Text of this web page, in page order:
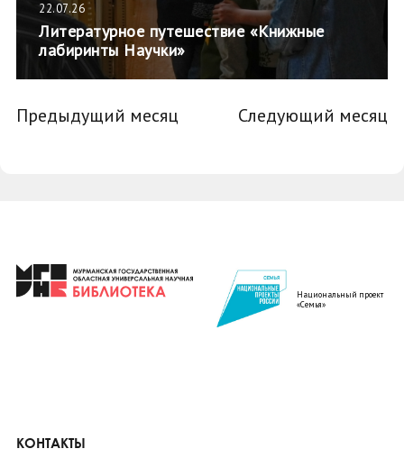
22.07.26
Литературное путешествие «Книжные
лабиринты Научки»
Предыдущий месяц Следующий месяц
Национальный проект
«Семья»
КОНТАКТЫ